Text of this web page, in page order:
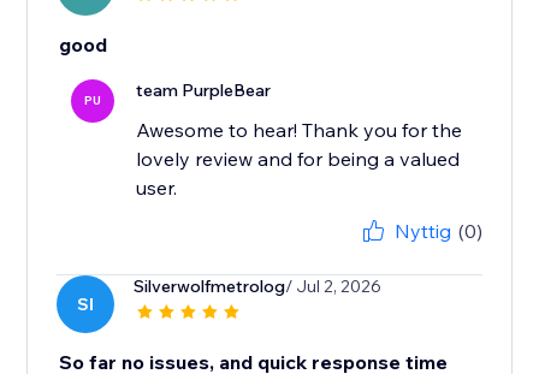
good
PU team PurpleBear
Awesome to hear! Thank you for the
lovely review and for being a valued
user.
Nyttig (0)
SI
Silverwolfmetrolog/ Jul 2, 2026
So far no issues, and quick response time